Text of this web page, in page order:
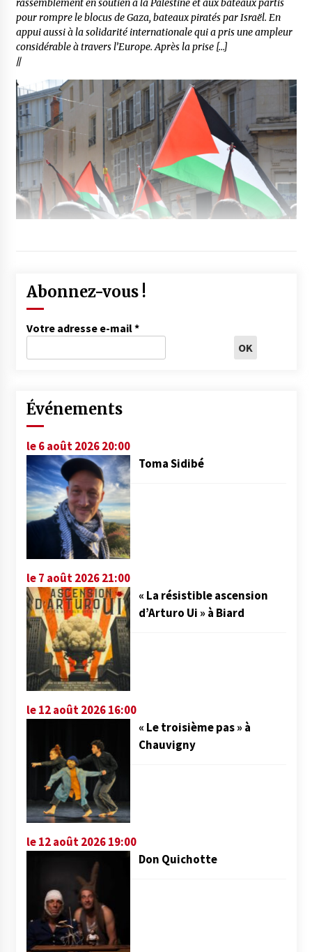
rassemblement en soutien à la Palestine et aux bateaux partis
pour rompre le blocus de Gaza, bateaux piratés par Israël. En
appui aussi à la solidarité internationale qui a pris une ampleur
considérable à travers l’Europe. Après la prise […]
//
Abonnez-vous !
Votre adresse e-mail*
Événements
le 6 août 2026 20:00
Toma Sidibé
le 7 août 2026 21:00
« La résistible ascension
d’Arturo Ui » à Biard
le 12 août 2026 16:00
« Le troisième pas » à
Chauvigny
le 12 août 2026 19:00
Don Quichotte